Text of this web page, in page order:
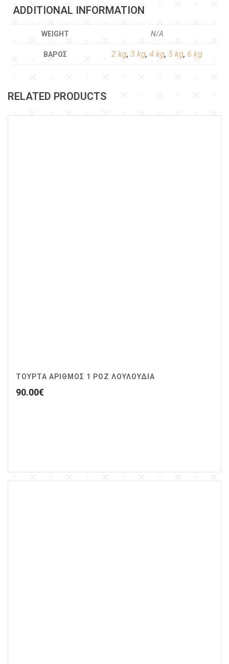
ADDITIONAL INFORMATION
WEIGHT N/A
ΒΆΡΟΣ 2 kg, 3 kg, 4 kg, 5 kg, 6 kg
RELATED PRODUCTS
ΤΟΥΡΤΑ ΑΡΙΘΜΟΣ 1 ΡΟΖ ΛΟΥΛΟΥΔΙΑ
90.00€